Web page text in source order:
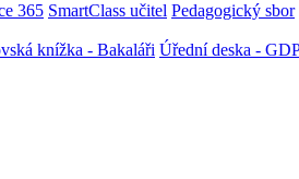
365 SmartClass učitel Pedagogický sbor
knížka - Bakaláři Úřední deska -